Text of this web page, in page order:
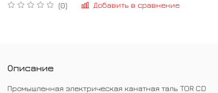
(0) Добавить в сравнение
Описание
Промышленная электрическая канатная таль TOR CD